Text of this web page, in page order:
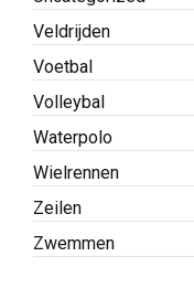
Veldrijden
Voetbal
Volleybal
Waterpolo
Wielrennen
Zeilen
Zwemmen